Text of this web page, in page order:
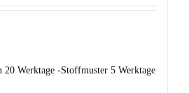
20 Werktage -Stoffmuster 5 Werktage